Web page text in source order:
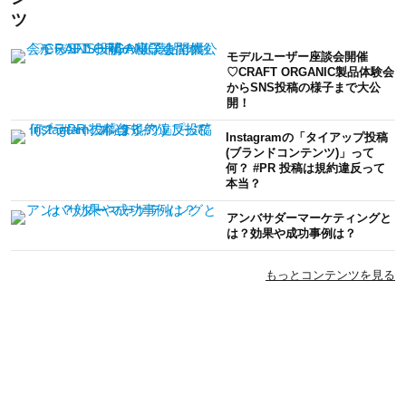
モデルユーザー座談会開催
♡CRAFT ORGANIC製品体験会
からSNS投稿の様子まで大公
開！
Instagramの「タイアップ投稿
(ブランドコンテンツ)」って
何？ #PR 投稿は規約違反って
本当？
アンバサダーマーケティングと
は？効果や成功事例は？
もっとコンテンツを見る